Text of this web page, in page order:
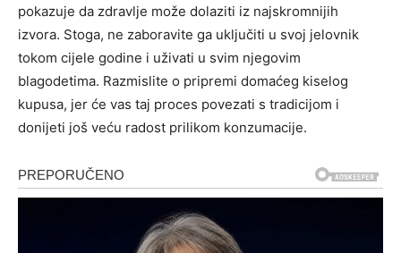
pokazuje da zdravlje može dolaziti iz najskromnijih
izvora. Stoga, ne zaboravite ga uključiti u svoj jelovnik
tokom cijele godine i uživati u svim njegovim
blagodetima. Razmislite o pripremi domaćeg kiselog
kupusa, jer će vas taj proces povezati s tradicijom i
donijeti još veću radost prilikom konzumacije.